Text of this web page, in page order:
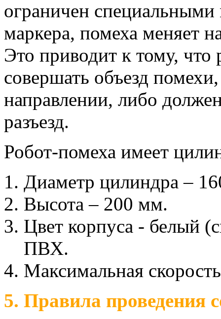
ограничен
маркера, помеха меняет
Это приводит к тому,
совершать объезд
направлении, либо
разъезд.
Робот-помеха имеет
Диаметр цилиндра –
Высота – 200 мм.
Цвет корпуса - белый
ПВХ.
Максимальная
5. Правила проведения